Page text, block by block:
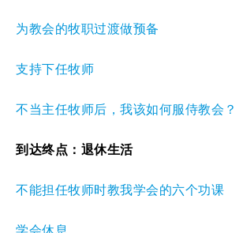
为教会的牧职过渡做预备
支持下任牧师
不当主任牧师后，我该如何服侍教会？
到达终点：退休生活
不能担任牧师时教我学会的六个功课
学会休息